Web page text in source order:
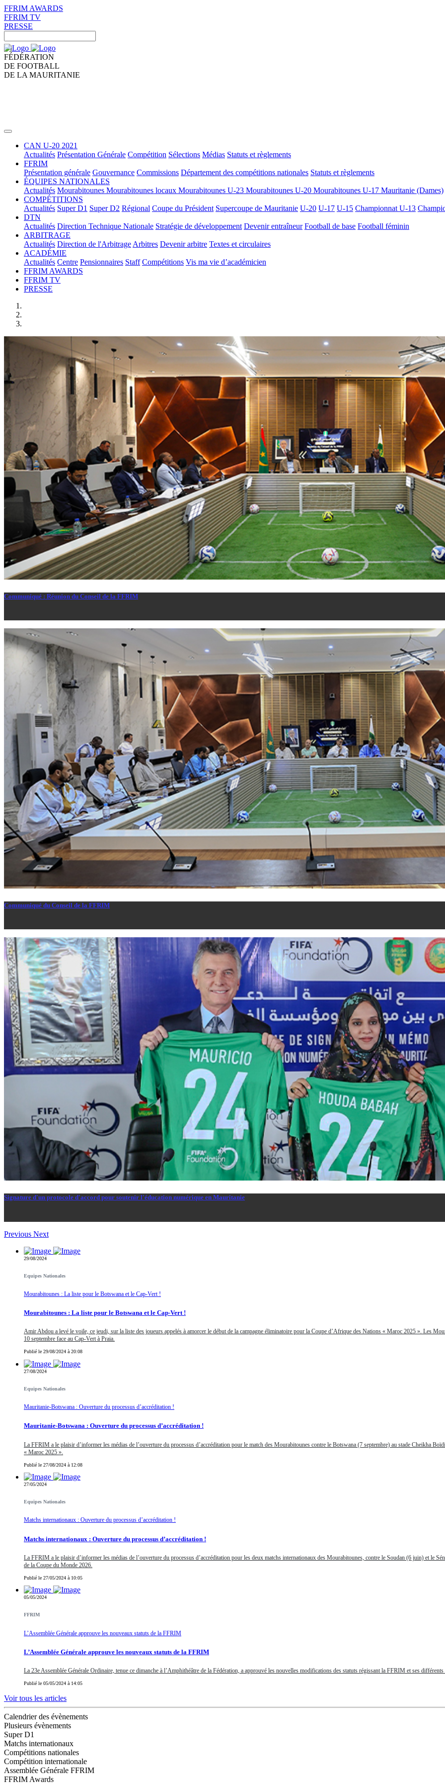
FFRIM AWARDS
FFRIM TV
PRESSE
FÉDÉRATION
DE FOOTBALL
DE LA MAURITANIE
CAN U-20 2021
Actualités Présentation Générale Compétition Sélections Médias Statuts et règlements
FFRIM
Présentation générale Gouvernance Commissions Département des compétitions nationales Statuts et règlements
ÉQUIPES NATIONALES
Actualités Mourabitounes Mourabitounes locaux Mourabitounes U-23 Mourabitounes U-20 Mourabitounes U-17 Mauritanie (Dames)
COMPÉTITIONS
Actualités Super D1 Super D2 Régional Coupe du Président Supercoupe de Mauritanie U-20 U-17 U-15 Championnat U-13
DTN
Actualités Direction Technique Nationale Stratégie de développement Devenir entraîneur Football de base Football féminin
ARBITRAGE
Actualités Direction de l'Arbitrage Arbitres Devenir arbitre Textes et circulaires
ACADÉMIE
Actualités Centre Pensionnaires Staff Compétitions Vis ma vie d’académicien
FFRIM AWARDS
FFRIM TV
PRESSE
Communiqué : Réunion du Conseil de la FFRIM
Communiqué du Conseil de la FFRIM
Signature d'un protocole d'accord pour soutenir l'éducation numérique en Mauritanie
Previous Next
29/08/2024
Equipes Nationales
Mourabitounes : La liste pour le Botswana et le Cap-Vert !
Mourabitounes : La liste pour le Botswana et le Cap-Vert !
Amir Abdou a levé le voile, ce jeudi, sur la liste des joueurs appelés à amorcer le début de la campagne éliminatoire pour la Coupe d’Afrique des Nations « Maroc 2025 ». Les
10 septembre face au Cap-Vert à Praia.
Publié le 29/08/2024 à 20:08
27/08/2024
Equipes Nationales
Mauritanie-Botswana : Ouverture du processus d’accréditation !
Mauritanie-Botswana : Ouverture du processus d’accréditation !
La FFRIM a le plaisir d’informer les médias de l’ouverture du processus d’accréditation pour le match des Mourabitounes contre le Botswana (7 septembre) au stade Cheikha
« Maroc 2025 ».
Publié le 27/08/2024 à 12:08
27/05/2024
Equipes Nationales
Matchs internationaux : Ouverture du processus d’accréditation !
Matchs internationaux : Ouverture du processus d’accréditation !
La FFRIM a le plaisir d’informer les médias de l’ouverture du processus d’accréditation pour les deux matchs internationaux des Mourabitounes, contre le Soudan (6 juin) et le
de la Coupe du Monde 2026.
Publié le 27/05/2024 à 10:05
05/05/2024
FFRIM
L’Assemblée Générale approuve les nouveaux statuts de la FFRIM
L’Assemblée Générale approuve les nouveaux statuts de la FFRIM
La 23e Assemblée Générale Ordinaire, tenue ce dimanche à l’Amphithéâtre de la Fédération, a approuvé les nouvelles modifications des statuts régissant la FFRIM et ses
Publié le 05/05/2024 à 14:05
Voir tous les articles
Calendrier des évènements
Plusieurs évènements
Super D1
Matchs internationaux
Compétitions nationales
Compétition internationale
Assemblée Générale FFRIM
FFRIM Awards